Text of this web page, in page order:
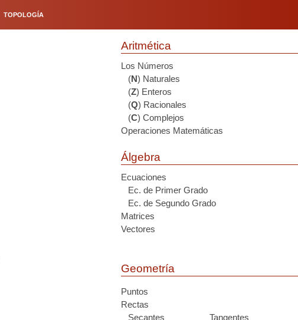
TOPOLOGÍA
Aritmética
Los Números
(N) Naturales
(Z) Enteros
(Q) Racionales
(C) Complejos
Operaciones Matemáticas
Álgebra
Ecuaciones
Ec. de Primer Grado
Ec. de Segundo Grado
Matrices
Vectores
Geometría
Puntos
Rectas
Secantes
Tangentes